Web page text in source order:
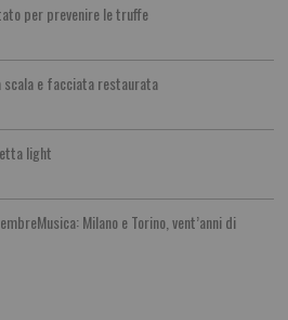
per prevenire le truffe
scala e facciata restaurata
light
Milano e Torino, vent’anni di